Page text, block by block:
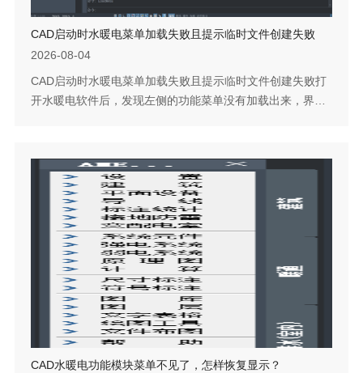
CAD启动时水暖电菜单加载失败且提示临时文件创建失败
2026-08-04
CAD启动时水暖电菜单加载失败且提示临时文件创建失败打
开水暖电软件后，发现左侧的功能菜单没有加载出来，界面
常清理临时文件，导致新的启动进程无法覆盖或写入该文
件，进而使菜单加载中断。解决该问题不需要重装软件，只
需定位到临时文件夹并删除该文件即可。下面是具体操作流
程。问题描述：CAD水暖电打开后，左...
CAD水暖电功能模块菜单不见了，怎样恢复显示？